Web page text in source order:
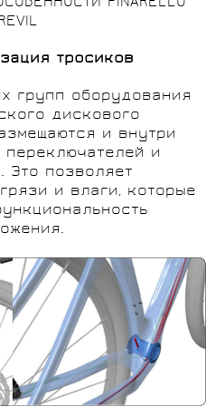
тросиков
групп оборудования
дискового
и внутри
и
Это позволяет
и влаги, которые